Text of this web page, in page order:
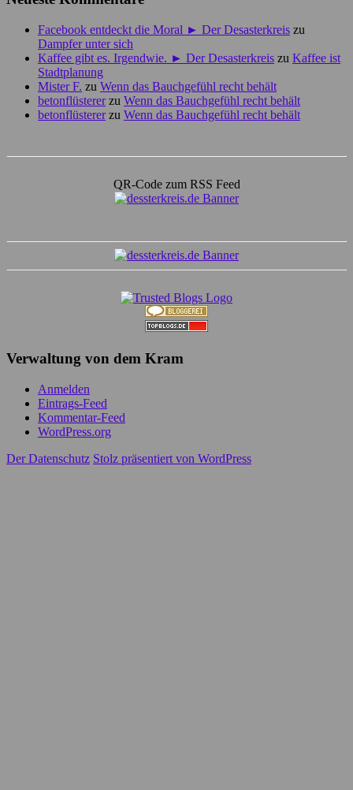
Facebook entdeckt die Moral ► Der Desasterkreis zu
Dampfer unter sich
Kaffee gibt es. Irgendwie. ► Der Desasterkreis zu Kaffee ist
Stadtplanung
Mister F. zu Wenn das Bauchgefühl recht behält
betonflüstererzu Wenn das Bauchgefühl recht behält
betonflüstererzu Wenn das Bauchgefühl recht behält
QR-Code zum RSS Feed
Verwaltung von dem Kram
Anmelden
Eintrags-Feed
Kommentar-Feed
WordPress.org
Der Datenschutz Stolz präsentiert von WordPress